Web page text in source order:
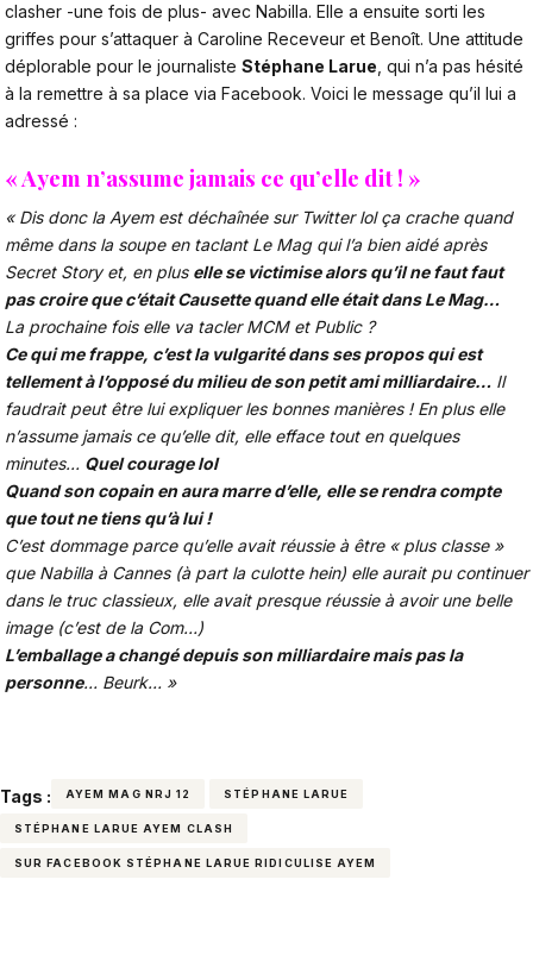
clasher -une fois de plus- avec Nabilla. Elle a ensuite sorti les
griffes pour s’attaquer à Caroline Receveur et Benoît. Une attitude
déplorable pour le journaliste Stéphane Larue , qui n’a pas hésité
à la remettre à sa place via Facebook. Voici le message qu’il lui a
adressé :
« Ayem n’assume jamais ce qu’elle dit ! »
« Dis donc la Ayem est déchaînée sur Twitter lol ça crache quand
même dans la soupe en taclant Le Mag qui l’a bien aidé après
Secret Story et, en plus elle se victimise alors qu’il ne faut faut
pas croire que c’était Causette quand elle était dans Le Mag…
La prochaine fois elle va tacler MCM et Public ?
Ce qui me frappe, c’est la vulgarité dans ses propos qui est
tellement à l’opposé du milieu de son petit ami milliardaire… Il
faudrait peut être lui expliquer les bonnes manières ! En plus elle
n’assume jamais ce qu’elle dit, elle efface tout en quelques
minutes… Quel courage lol
Quand son copain en aura marre d’elle, elle se rendra compte
que tout ne tiens qu’à lui !
C’est dommage parce qu’elle avait réussie à être « plus classe »
que Nabilla à Cannes (à part la culotte hein) elle aurait pu continuer
dans le truc classieux, elle avait presque réussie à avoir une belle
image (c’est de la Com…)
L’emballage a changé depuis son milliardaire mais pas la
personne… Beurk… »
Tags : AYEM MAG NRJ 12 STÉPHANE LARUE
STÉPHANE LARUE AYEM CLASH
SUR FACEBOOK STÉPHANE LARUE RIDICULISE AYEM